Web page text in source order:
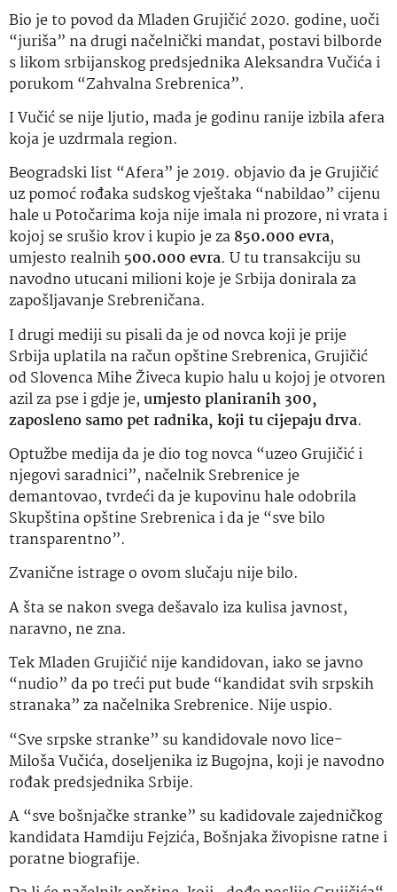
Bio je to povod da Mladen Grujičić 2020. godine, uoči
“juriša” na drugi načelnički mandat, postavi bilborde
s likom srbijanskog predsjednika Aleksandra Vučića i
porukom “Zahvalna Srebrenica”.
I Vučić se nije ljutio, mada je godinu ranije izbila afera
koja je uzdrmala region.
Beogradski list “Afera” je 2019. objavio da je Grujičić
uz pomoć rođaka sudskog vještaka “nabildao” cijenu
hale u Potočarima koja nije imala ni prozore, ni vrata i
kojoj se srušio krov i kupio je za850.000 evra,
umjesto realnih500.000 evra. U tu transakciju su
navodno utucani milioni koje je Srbija donirala za
zapošljavanje Srebreničana.
I drugi mediji su pisali da je od novca koji je prije
Srbija uplatila na račun opštine Srebrenica, Grujičić
od Slovenca Mihe Živeca kupio halu u kojoj je otvoren
azil za pse i gdje je,umjesto planiranih 300,
zaposleno samo pet radnika, koji tu cijepaju drva.
Optužbe medija da je dio tog novca “uzeo Grujičić i
njegovi saradnici”, načelnik Srebrenice je
demantovao, tvrdeći da je kupovinu hale odobrila
Skupština opštine Srebrenica i da je “sve bilo
transparentno”.
Zvanične istrage o ovom slučaju nije bilo.
A šta se nakon svega dešavalo iza kulisa javnost,
naravno, ne zna.
Tek Mladen Grujičić nije kandidovan, iako se javno
“nudio” da po treći put bude “kandidat svih srpskih
stranaka” za načelnika Srebrenice. Nije uspio.
“Sve srpske stranke” su kandidovale novo lice-
Miloša Vučića, doseljenika iz Bugojna, koji je navodno
rođak predsjednika Srbije.
A “sve bošnjačke stranke” su kadidovale zajedničkog
kandidata Hamdiju Fejzića, Bošnjaka živopisne ratne i
poratne biografije.